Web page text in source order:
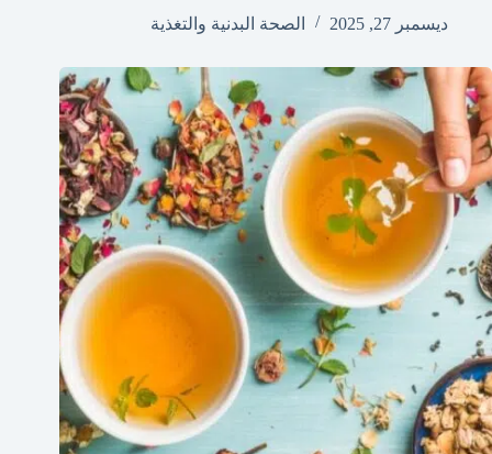
ديسمبر 27, 2025
الصحة البدنية والتغذية